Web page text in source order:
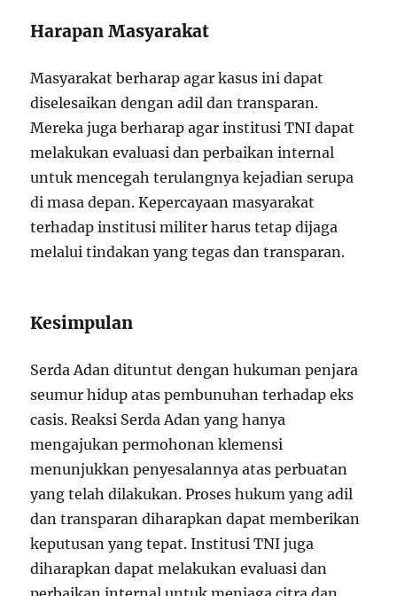
Harapan Masyarakat
Masyarakat berharap agar kasus ini dapat
diselesaikan dengan adil dan transparan.
Mereka juga berharap agar institusi TNI dapat
melakukan evaluasi dan perbaikan internal
untuk mencegah terulangnya kejadian serupa
di masa depan. Kepercayaan masyarakat
terhadap institusi militer harus tetap dijaga
melalui tindakan yang tegas dan transparan.
Kesimpulan
Serda Adan dituntut dengan hukuman penjara
seumur hidup atas pembunuhan terhadap eks
casis. Reaksi Serda Adan yang hanya
mengajukan permohonan klemensi
menunjukkan penyesalannya atas perbuatan
yang telah dilakukan. Proses hukum yang adil
dan transparan diharapkan dapat memberikan
keputusan yang tepat. Institusi TNI juga
diharapkan dapat melakukan evaluasi dan